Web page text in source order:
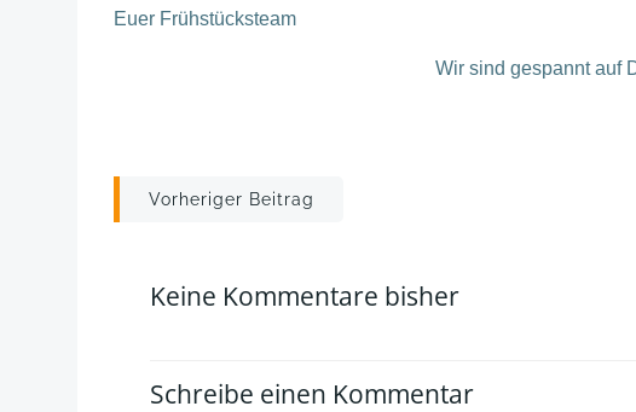
Euer Frühstücksteam
Wir sind gespannt auf
Post
Vorheriger Beitrag
Keine Kommentare bisher
Schreibe einen Kommentar